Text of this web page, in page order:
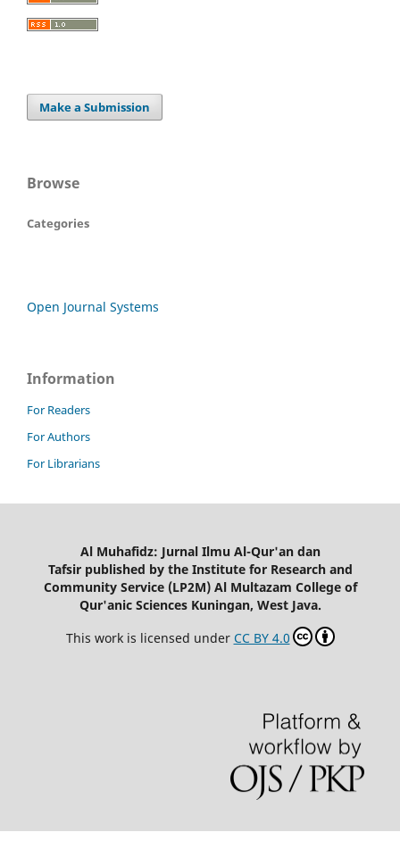
Make a Submission
Browse
Categories
Open Journal Systems
Information
For Readers
For Authors
For Librarians
Al Muhafidz: Jurnal Ilmu Al-Qur'an dan
Tafsir published by the Institute for Research and
Community Service (LP2M) Al Multazam College of
Qur'anic Sciences Kuningan, West Java.
This work is licensed under CC BY 4.0